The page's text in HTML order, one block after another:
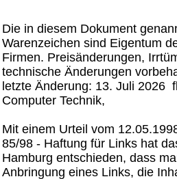
Die in diesem Dokument
Warenzeichen sind Eigentum
Firmen. Preisänderungen,
technische Änderungen
letzte Änderung: 13. Juli 2026
Computer Technik,
Mit einem Urteil vom
85/98 - Haftung für Links hat
Hamburg entschieden, dass
Anbringung eines Links, die